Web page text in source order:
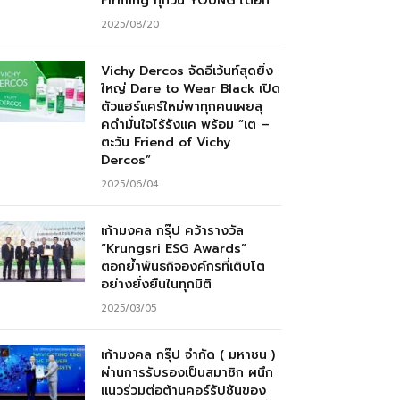
2025/08/20
Vichy Dercos จัดอีเว้นท์สุดยิ่ง
ใหญ่ Dare to Wear Black เปิด
ตัวแฮร์แคร์ใหม่พาทุกคนเผยลุ
คดำมั่นใจไร้รังแค พร้อม “เต –
ตะวัน Friend of Vichy
Dercos”
2025/06/04
เก้ามงคล กรุ๊ป คว้ารางวัล
“Krungsri ESG Awards”
ตอกย้ำพันธกิจองค์กรที่เติบโต
อย่างยั่งยืนในทุกมิติ
2025/03/05
เก้ามงคล กรุ๊ป จำกัด ( มหาชน )
ผ่านการรับรองเป็นสมาชิก ผนึก
แนวร่วมต่อต้านคอร์รัปชันของ